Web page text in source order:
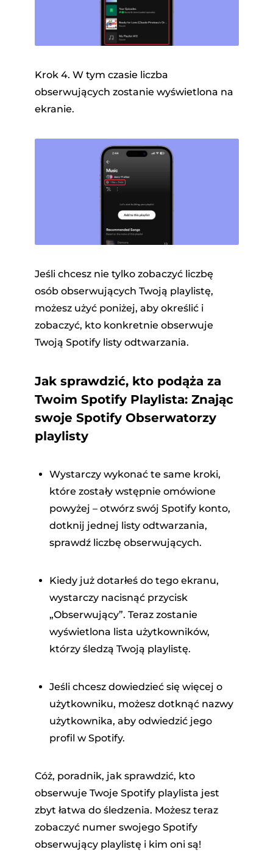
Krok 4. W tym czasie liczba
obserwujących zostanie wyświetlona na
ekranie.
Jeśli chcesz nie tylko zobaczyć liczbę
osób obserwujących Twoją playlistę,
możesz użyć poniżej, aby określić i
zobaczyć, kto konkretnie obserwuje
Twoją Spotify listy odtwarzania.
Jak sprawdzić, kto podąża za
Twoim Spotify Playlista: Znając
swoje Spotify Obserwatorzy
playlisty
Wystarczy wykonać te same kroki,
które zostały wstępnie omówione
powyżej – otwórz swój Spotify konto,
dotknij jednej listy odtwarzania,
sprawdź liczbę obserwujących.
Kiedy już dotarłeś do tego ekranu,
wystarczy nacisnąć przycisk
„Obserwujący”. Teraz zostanie
wyświetlona lista użytkowników,
którzy śledzą Twoją playlistę.
Jeśli chcesz dowiedzieć się więcej o
użytkowniku, możesz dotknąć nazwy
użytkownika, aby odwiedzić jego
profil w Spotify.
Cóż, poradnik, jak sprawdzić, kto
obserwuje Twoje Spotify playlista jest
zbyt łatwa do śledzenia. Możesz teraz
zobaczyć numer swojego Spotify
obserwujący playlistę i kim oni są!